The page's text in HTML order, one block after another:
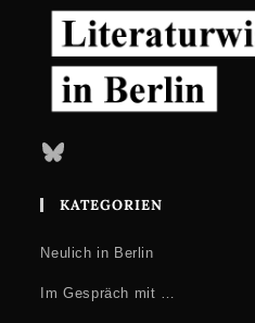
Bluesky
KATEGORIEN
Neulich in Berlin
Im Gespräch mit …